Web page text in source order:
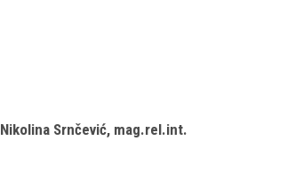
Nikolina Srnčević, mag.rel.int.